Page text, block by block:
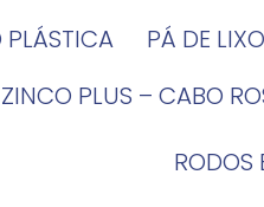
PLÁSTICA PÁ DE
ZINCO PLUS – CABO